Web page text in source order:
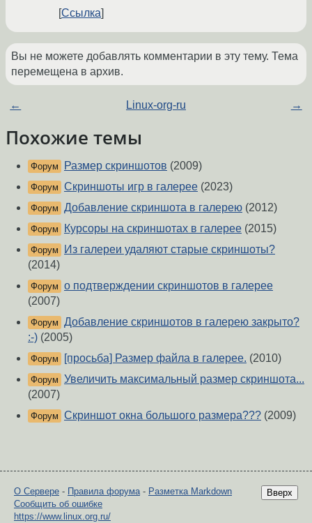
Ссылка
Вы не можете добавлять комментарии в эту тему. Тема
перемещена в архив.
← Linux-org-ru →
Похожие темы
Форум Размер скриншотов (2009)
Форум Скриншоты игр в галерее (2023)
Форум Добавление скриншота в галерею (2012)
Форум Курсоры на скриншотах в галерее (2015)
Форум
Из галереи удаляют старые скриншоты?
(2014)
Форум о подтверждении скриншотов в галерее
(2007)
Форум Добавление скриншотов в галерею закрыто?
:-) (2005)
Форум [просьба] Размер файла в галерее. (2010)
Форум Увеличить максимальный размер скриншота...
(2007)
Форум Скриншот окна большого размера??? (2009)
Вверх
О Сервере - Правила форума- Разметка Markdown
Сообщить об ошибке
https://www.linux.org.ru/